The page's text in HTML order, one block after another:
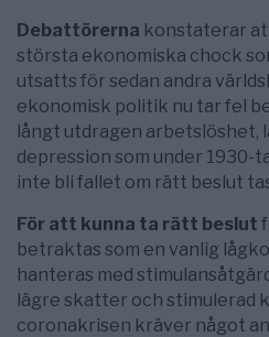
Debattörerna konstaterar
största ekonomiska chock
utsatts för sedan andra
ekonomisk politik nu tar fel
långt utdragen arbetslöshet,
depression som under 1930-
inte bli fallet om rätt beslut
För att kunna ta rätt beslut
betraktas som en vanlig
hanteras med
lägre skatter och stimulerad
coronakrisen kräver något